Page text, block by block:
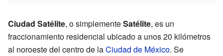
Ciudad Satélite, o simplementeSatélite, es un
fraccionamiento residencial ubicado a unos 20 kilómetros
al noroeste del centro de laCiudad de México. Se